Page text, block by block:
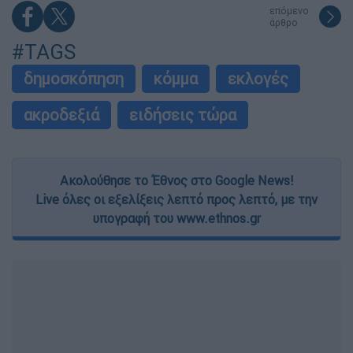
επόμενο
άρθρο
#TAGS
δημοσκόπηση κόμμα
εκλογές
ακροδεξιά
ειδήσεις τώρα
Ακολούθησε το Έθνος στο Google News!
Live όλες οι εξελίξεις λεπτό προς λεπτό, με την
υπογραφή του www.ethnos.gr